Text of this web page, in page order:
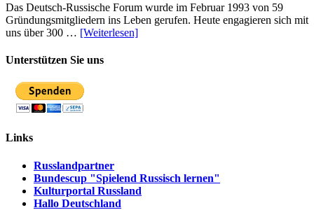
Das Deutsch-Russische Forum wurde im Februar 1993 von 59
Gründungsmitgliedern ins Leben gerufen. Heute engagieren sich mit
uns über 300 … [Weiterlesen]
Unterstützen Sie uns
Links
Russlandpartner
Bundescup "Spielend Russisch lernen"
Kulturportal Russland
Hallo Deutschland